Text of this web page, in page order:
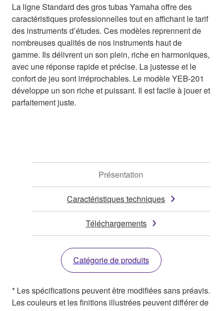
La ligne Standard des gros tubas Yamaha offre des
caractéristiques professionnelles tout en affichant le tarif
des instruments d’études. Ces modèles reprennent de
nombreuses qualités de nos instruments haut de
gamme. Ils délivrent un son plein, riche en harmoniques,
avec une réponse rapide et précise. La justesse et le
confort de jeu sont irréprochables. Le modèle YEB-201
développe un son riche et puissant. Il est facile à jouer et
parfaitement juste.
Présentation
Caractéristiques techniques
Téléchargements
Catégorie de produits
* Les spécifications peuvent être modifiées sans préavis.
Les couleurs et les finitions illustrées peuvent différer de